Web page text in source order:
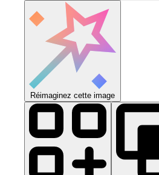
Réimaginez cette image